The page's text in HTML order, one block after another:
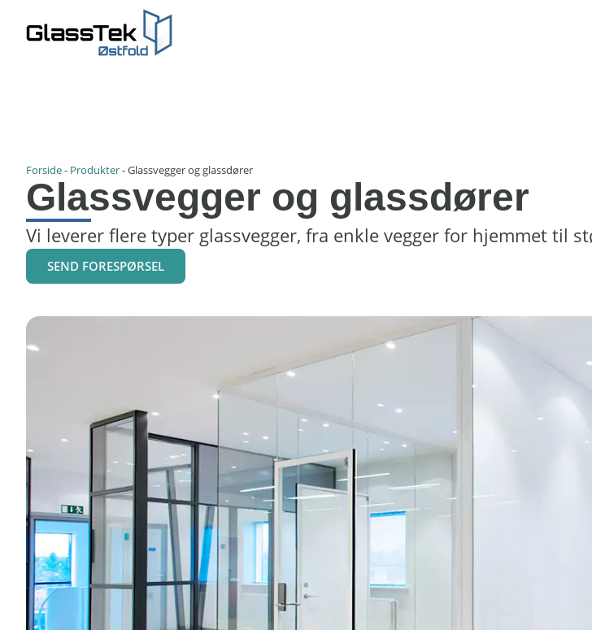
Forside- Produkter-Glassvegger og glassdører
Glassvegger og glassdører
Vi leverer flere typer glassvegger, fra enkle vegger for hjemmet til
SEND FORESPØRSEL